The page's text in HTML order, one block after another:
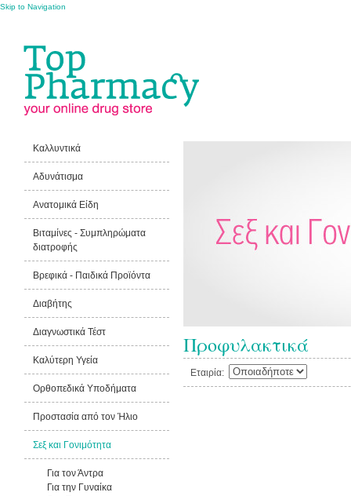
Skip to Navigation
Προφυλακτικά
Εταιρία:
Καλλυντικά
Αδυνάτισμα
Ανατομικά Είδη
Βιταμίνες - Συμπληρώματα
διατροφής
Βρεφικά - Παιδικά Προϊόντα
Διαβήτης
Διαγνωστικά Τέστ
Καλύτερη Υγεία
Ορθοπεδικά Υποδήματα
Προστασία από τον Ήλιο
Σεξ και Γονιμότητα
Για τον Άντρα
Για την Γυναίκα